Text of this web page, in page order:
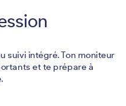
suivi intégré. Ton moniteur
et te prépare à